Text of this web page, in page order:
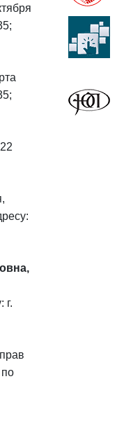
г.